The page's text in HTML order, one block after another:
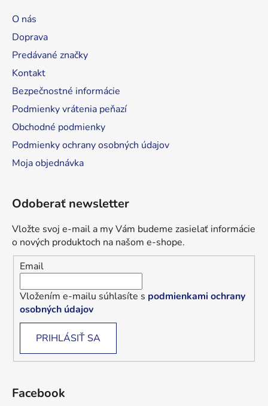
O nás
Doprava
Predávané značky
Kontakt
Bezpečnostné informácie
Podmienky vrátenia peňazí
Obchodné podmienky
Podmienky ochrany osobných údajov
Moja objednávka
Odoberať newsletter
Vložte svoj e-mail a my Vám budeme zasielať informácie
o nových produktoch na našom e-shope.
Email
Vložením e-mailu súhlasíte s podmienkami ochrany
osobných údajov
PRIHLÁSIŤ SA
Facebook